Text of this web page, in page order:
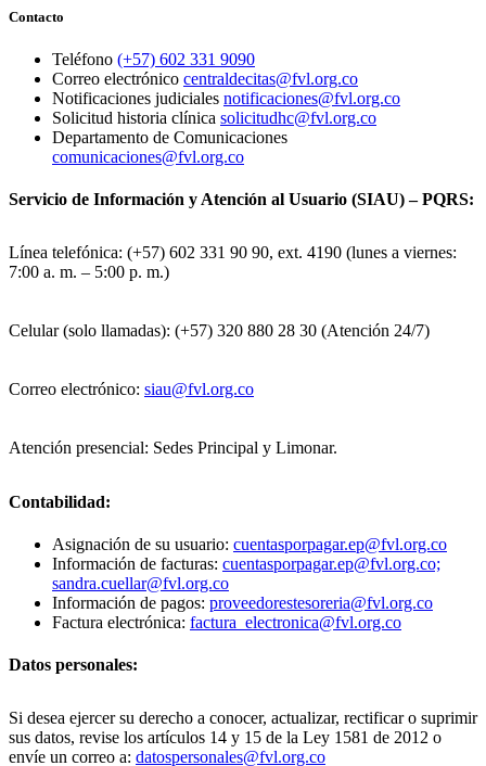
Contacto
Teléfono (+57) 602 331 9090
Correo electrónico centraldecitas@fvl.org.co
Notificaciones judiciales notificaciones@fvl.org.co
Solicitud historia clínica solicitudhc@fvl.org.co
Departamento de Comunicaciones
comunicaciones@fvl.org.co
Servicio de Información y Atención al Usuario (SIAU) – PQRS:
Línea telefónica: (+57) 602 331 90 90, ext. 4190 (lunes a viernes:
7:00 a. m. – 5:00 p. m.)
Celular (solo llamadas): (+57) 320 880 28 30 (Atención 24/7)
Correo electrónico: siau@fvl.org.co
Atención presencial: Sedes Principal y Limonar.
Contabilidad:
Asignación de su usuario: cuentasporpagar.ep@fvl.org.co
Información de facturas: cuentasporpagar.ep@fvl.org.co;
sandra.cuellar@fvl.org.co
Información de pagos: proveedorestesoreria@fvl.org.co
Factura electrónica: factura_electronica@fvl.org.co
Datos personales:
Si desea ejercer su derecho a conocer, actualizar, rectificar o suprimir
sus datos, revise los artículos 14 y 15 de la Ley 1581 de 2012 o
envíe un correo a: datospersonales@fvl.org.co